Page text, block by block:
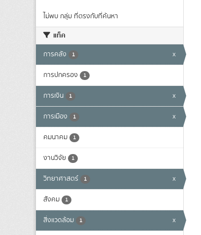
ไม่พบ กลุ่ม ที่ตรงกับที่ค้นหา
แท็ค
การคลัง 1 x
การปกครอง 1
การเงิน 1 x
การเมือง 1 x
คมนาคม 1
งานวิจัย 1
วิทยาศาสตร์ 1 x
สังคม 1
สิ่งแวดล้อม 1 x